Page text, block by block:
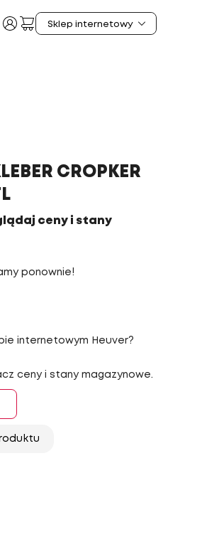
CROPKER
ceny i stany
ponownie!
internetowym Heuver?
ceny i stany magazynowe.